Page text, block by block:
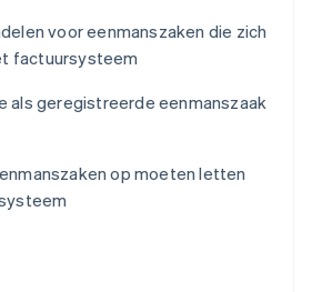
voor eenmanszaken die zich
factuursysteem
als geregistreerde eenmanszaak
op moeten letten